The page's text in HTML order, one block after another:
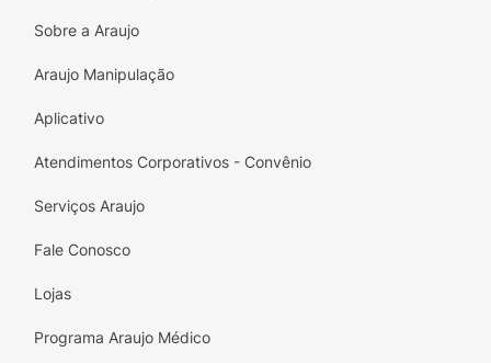
Sobre a Araujo
Araujo Manipulação
Aplicativo
Atendimentos Corporativos - Convênio
Serviços Araujo
Fale Conosco
Lojas
Programa Araujo Médico